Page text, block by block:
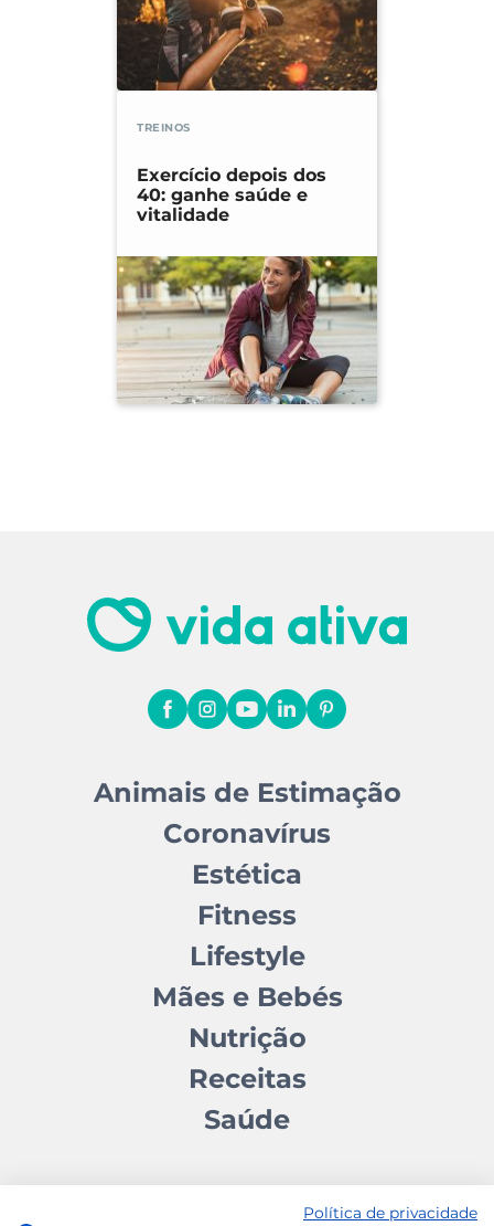
TREINOS
Exercício depois dos
40: ganhe saúde e
vitalidade
Animais de Estimação
Coronavírus
Estética
Fitness
Lifestyle
Mães e Bebés
Nutrição
Receitas
Saúde
Política de privacidade